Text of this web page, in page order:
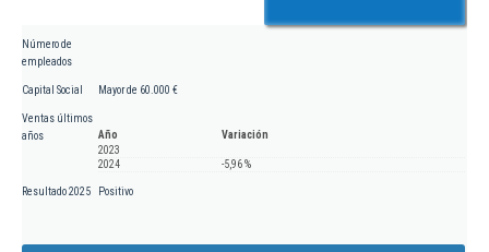
Número de
empleados
Capital Social Mayor de 60.000 €
Ventas últimos
años
Año
Variación
2023
2024
-5,96 %
Resultado 2025 Positivo